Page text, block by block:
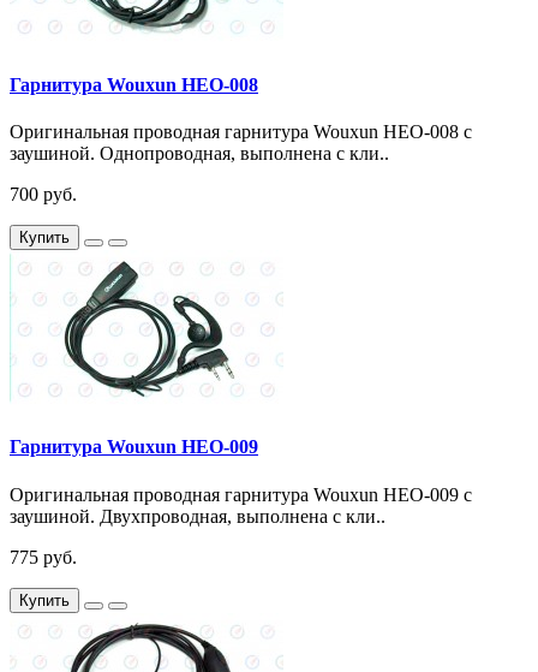
Гарнитура Wouxun HEO-008
Оригинальная проводная гарнитура Wouxun HEO-008 с
заушиной. Однопроводная, выполнена с кли..
700 руб.
Купить
Гарнитура Wouxun HEO-009
Оригинальная проводная гарнитура Wouxun HEO-009 с
заушиной. Двухпроводная, выполнена с кли..
775 руб.
Купить